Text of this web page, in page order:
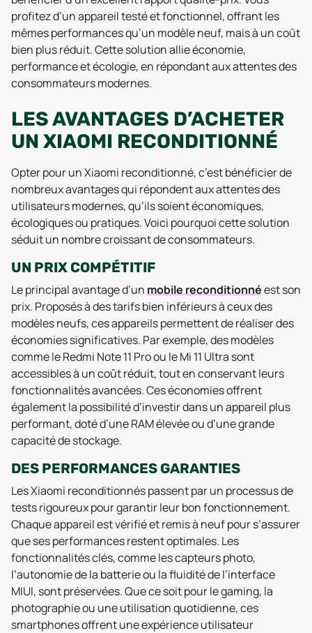
profitez d’un appareil testé et fonctionnel, offrant les
mêmes performances qu’un modèle neuf, mais à un coût
bien plus réduit. Cette solution allie économie,
performance et écologie, en répondant aux attentes des
consommateurs modernes.
LES AVANTAGES D’ACHETER
UN XIAOMI RECONDITIONNÉ
Opter pour un Xiaomi reconditionné, c’est bénéficier de
nombreux avantages qui répondent aux attentes des
utilisateurs modernes, qu’ils soient économiques,
écologiques ou pratiques. Voici pourquoi cette solution
séduit un nombre croissant de consommateurs.
UN PRIX COMPÉTITIF
Le principal avantage d’un mobile reconditionnéest son
prix. Proposés à des tarifs bien inférieurs à ceux des
modèles neufs, ces appareils permettent de réaliser des
économies significatives. Par exemple, des modèles
comme le Redmi Note 11 Pro ou le Mi 11 Ultra sont
accessibles à un coût réduit, tout en conservant leurs
fonctionnalités avancées. Ces économies offrent
également la possibilité d’investir dans un appareil plus
performant, doté d’une RAM élevée ou d’une grande
capacité de stockage.
DES PERFORMANCES GARANTIES
Les Xiaomi reconditionnés passent par un processus de
tests rigoureux pour garantir leur bon fonctionnement.
Chaque appareil est vérifié et remis à neuf pour s’assurer
que ses performances restent optimales. Les
fonctionnalités clés, comme les capteurs photo,
l’autonomie de la batterie ou la fluidité de l’interface
MIUI, sont préservées. Que ce soit pour le gaming, la
photographie ou une utilisation quotidienne, ces
smartphones offrent une expérience utilisateur